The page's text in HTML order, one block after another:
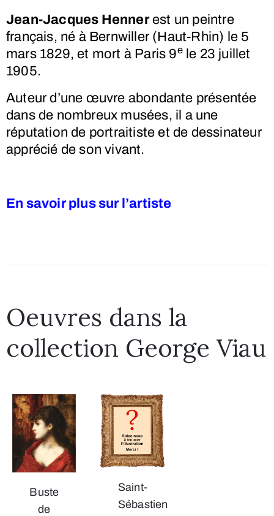
Jean-Jacques Hennerest un peintre
français, né à Bernwiller (Haut-Rhin) le 5
mars 1829, et mort à Paris 9ele 23 juillet
1905.
Auteur d’une œuvre abondante présentée
dans de nombreux musées, il a une
réputation de portraitiste et de dessinateur
apprécié de son vivant.
En savoir plus sur l’artiste
Oeuvres dans la
collection George Viau
Buste
de
Saint-
Sébastien